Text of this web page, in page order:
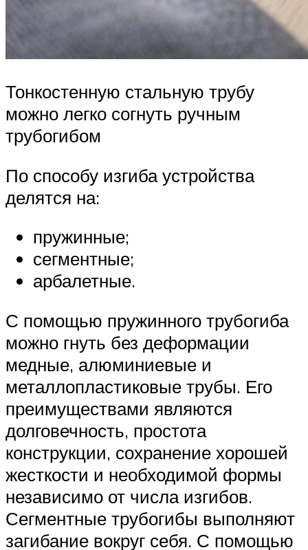
Тонкостенную стальную трубу
можно легко согнуть ручным
трубогибом
По способу изгиба устройства
делятся на:
пружинные;
сегментные;
арбалетные.
С помощью пружинного трубогиба
можно гнуть без деформации
медные, алюминиевые и
металлопластиковые трубы. Его
преимуществами являются
долговечность, простота
конструкции, сохранение хорошей
жесткости и необходимой формы
независимо от числа изгибов.
Сегментные трубогибы выполняют
загибание вокруг себя. С помощью